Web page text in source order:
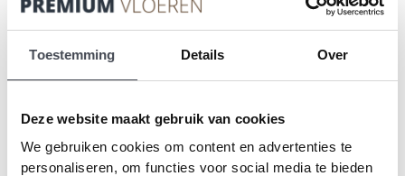
Toestemming Details Over
Deze website maakt gebruik van cookies
We gebruiken cookies om content en advertenties te
personaliseren, om functies voor social media te bieden